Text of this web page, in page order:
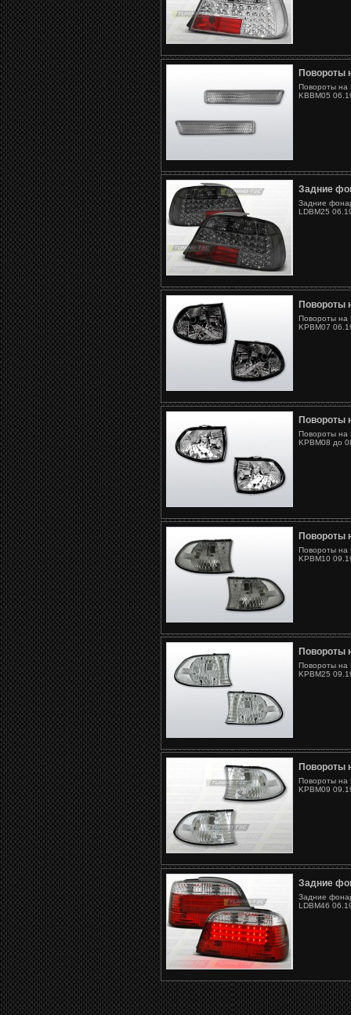
Повороты
Повороты на
KBBM05
Задние
Задние
LDBM25
Повороты
Повороты на
KPBM07
Повороты
Повороты на
KPBM08 до
Повороты
Повороты на
KPBM10
Повороты
Повороты на
KPBM25
Повороты
Повороты на
KPBM09
Задние
Задние
LDBM46